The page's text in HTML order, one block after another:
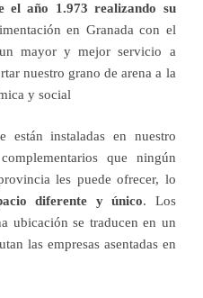
el año 1.973 realizando su
en Granada con el
mayor y mejor servicio a
nuestro grano de arena a la
y social
están instaladas en nuestro
que ningún
les puede ofrecer, lo
diferente y único. Los
ubicación se traducen en un
las empresas asentadas en